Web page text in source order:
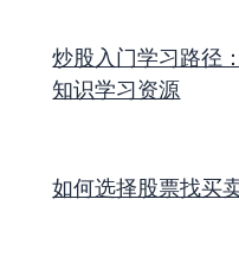
炒股入门学习路径
知识学习资源
如何选择股票找买